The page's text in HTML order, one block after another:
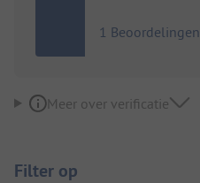
1 Beoordelingen
Meer over verificatie
Filter op